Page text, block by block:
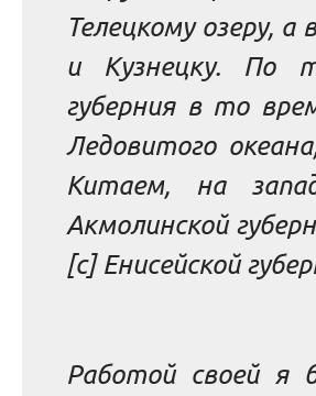
Телецкому озеру,
и Кузнецку. По
губерния в то
Ледовитого
Китаем, на
Акмолинской
[с] Енисейской
Работой своей я